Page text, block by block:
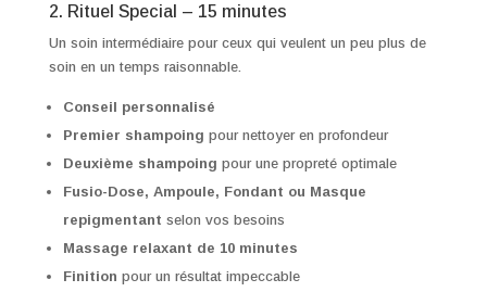
2. Rituel Special – 15 minutes
Un soin intermédiaire pour ceux qui veulent un peu plus de
soin en un temps raisonnable.
Conseil personnalisé
Premier shampoing pour nettoyer en profondeur
Deuxième shampoing pour une propreté optimale
Fusio-Dose, Ampoule, Fondant ou Masque
repigmentant selon vos besoins
Massage relaxant de 10 minutes
Finition pour un résultat impeccable